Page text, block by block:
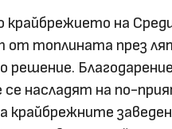
крайбрежието на
топлината през
решение.
насладят на по-